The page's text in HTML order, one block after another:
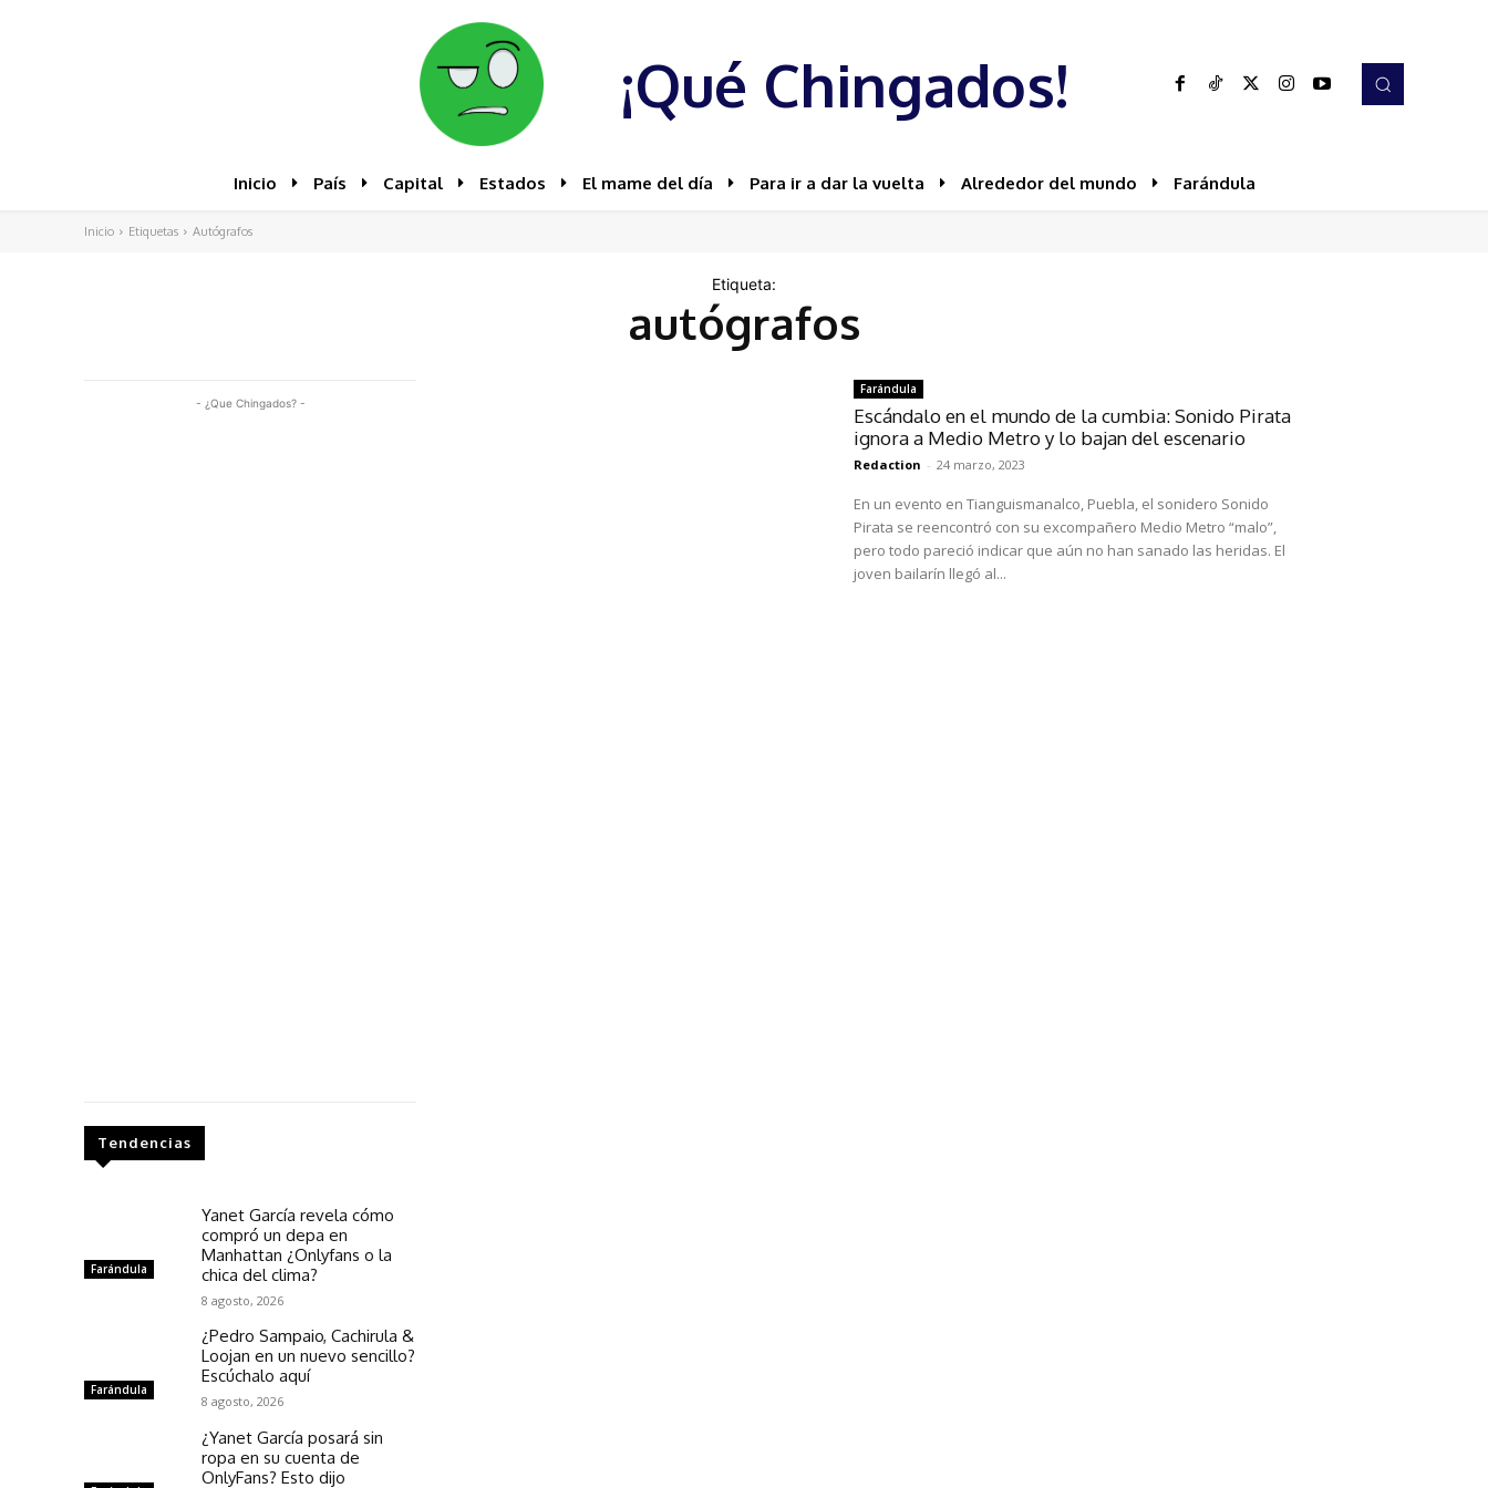
¡Qué Chingados!
Inicio País Capital Estados El mame del día Para ir a dar la vuelta Alrededor del mundo Farándula
Inicio Etiquetas Autógrafos
Etiqueta:
autógrafos
- ¿Que Chingados? -
Tendencias
Farándula
Yanet García revela cómo
compró un depa en
Manhattan ¿Onlyfans o la
chica del clima?
8 agosto, 2026
Farándula
¿Pedro Sampaio, Cachirula &
Loojan en un nuevo sencillo?
Escúchalo aquí
8 agosto, 2026
¿Yanet García posará sin
ropa en su cuenta de
OnlyFans? Esto dijo
Farándula
Escándalo en el mundo de la cumbia: Sonido Pirata
ignora a Medio Metro y lo bajan del escenario
Redaction - 24 marzo, 2023
En un evento en Tianguismanalco, Puebla, el sonidero Sonido
Pirata se reencontró con su excompañero Medio Metro “malo”,
pero todo pareció indicar que aún no han sanado las heridas. El
joven bailarín llegó al...